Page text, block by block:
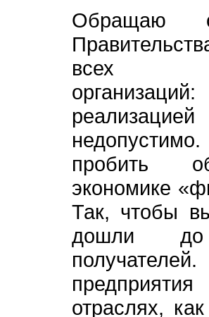
Обращаю
всех
пробить
экономике
Так, чтобы
дошли
отраслях,